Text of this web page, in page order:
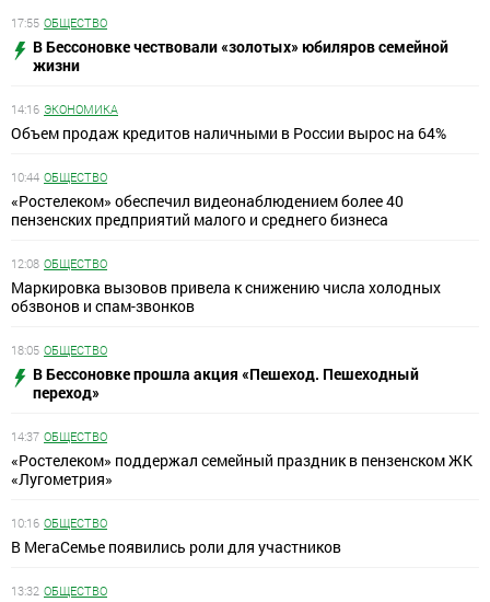
17:55 ОБЩЕСТВО
В Бессоновке чествовали «золотых» юбиляров семейной
жизни
14:16 ЭКОНОМИКА
Объем продаж кредитов наличными в России вырос на 64%
10:44 ОБЩЕСТВО
«Ростелеком» обеспечил видеонаблюдением более 40
пензенских предприятий малого и среднего бизнеса
12:08 ОБЩЕСТВО
Маркировка вызовов привела к снижению числа холодных
обзвонов и спам-звонков
18:05 ОБЩЕСТВО
В Бессоновке прошла акция «Пешеход. Пешеходный
переход»
14:37 ОБЩЕСТВО
«Ростелеком» поддержал семейный праздник в пензенском ЖК
«Лугометрия»
10:16 ОБЩЕСТВО
В МегаСемье появились роли для участников
13:32 ОБЩЕСТВО